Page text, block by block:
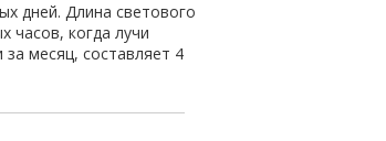
дней. Длина светового
часов, когда лучи
месяц, составляет 4